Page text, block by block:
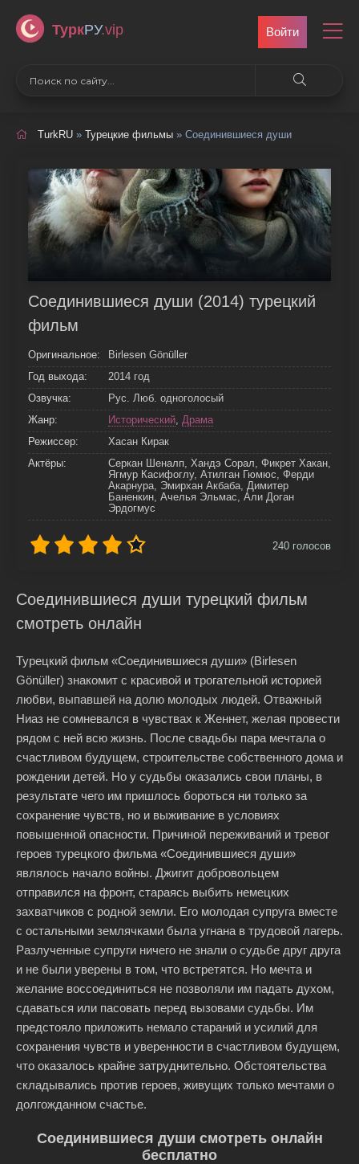
ТуркРУ.vip Войти
TurkRU » Турецкие фильмы » Соединившиеся души
Соединившиеся души (2014) турецкий
фильм
Оригинальное:
Birlesen Gönüller
Год выхода:
2014 год
Озвучка:
Рус. Люб. одноголосый
Жанр:
Исторический, Драма
Режиссер:
Хасан Кирак
Актёры:
Серкан Шеналп, Хандэ Сорал, Фикрет Хакан,
Ягмур Касифоглу, Атилган Гюмюс, Ферди
Акарнура, Эмирхан Акбаба, Димитер
Баненкин, Ачелья Эльмас, Али Доган
Эрдогмус
240 голосов
Соединившиеся души турецкий фильм
смотреть онлайн
Турецкий фильм «Соединившиеся души» (Birlesen
Gönüller) знакомит с красивой и трогательной историей
любви, выпавшей на долю молодых людей. Отважный
Ниаз не сомневался в чувствах к Женнет, желая провести
рядом с ней всю жизнь. После свадьбы пара мечтала о
счастливом будущем, строительстве собственного дома и
рождении детей. Но у судьбы оказались свои планы, в
результате чего им пришлось бороться ни только за
сохранение чувств, но и выживание в условиях
повышенной опасности. Причиной переживаний и тревог
героев турецкого фильма «Соединившиеся души»
являлось начало войны. Джигит добровольцем
отправился на фронт, стараясь выбить немецких
захватчиков с родной земли. Его молодая супруга вместе
с остальными землячками была угнана в трудовой лагерь.
Разлученные супруги ничего не знали о судьбе друг друга
и не были уверены в том, что встретятся. Но мечта и
желание воссоединиться не позволяли им падать духом,
сдаваться или пасовать перед вызовами судьбы. Им
предстояло приложить немало стараний и усилий для
сохранения чувств и уверенности в счастливом будущем,
что оказалось крайне затруднительно. Обстоятельства
складывались против героев, живущих только мечтами о
долгожданном счастье.
Соединившиеся души смотреть онлайн
бесплатно